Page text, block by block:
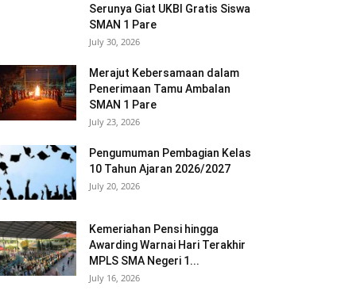
Serunya Giat UKBI Gratis Siswa
SMAN 1 Pare
July 30, 2026
Merajut Kebersamaan dalam
Penerimaan Tamu Ambalan
SMAN 1 Pare
July 23, 2026
Pengumuman Pembagian Kelas
10 Tahun Ajaran 2026/2027
July 20, 2026
Kemeriahan Pensi hingga
Awarding Warnai Hari Terakhir
MPLS SMA Negeri 1...
July 16, 2026